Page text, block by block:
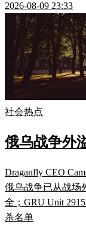
2026-08-09 23:33
社会热点
俄乌战争外
Draganfly CEO
俄乌战争已从战场
全；GRU Unit
杀名单